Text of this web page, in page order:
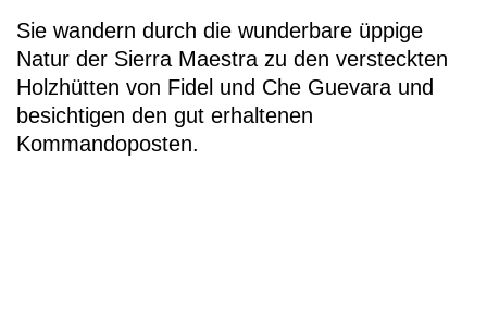
Sie wandern durch die wunderbare üppige
Natur der Sierra Maestra zu den versteckten
Holzhütten von Fidel und Che Guevara und
besichtigen den gut erhaltenen
Kommandoposten.